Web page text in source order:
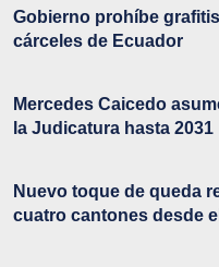
Gobierno prohíbe
cárceles de Ecuador
Mercedes Caicedo
la Judicatura hasta 2031
Nuevo toque de queda
cuatro cantones desde